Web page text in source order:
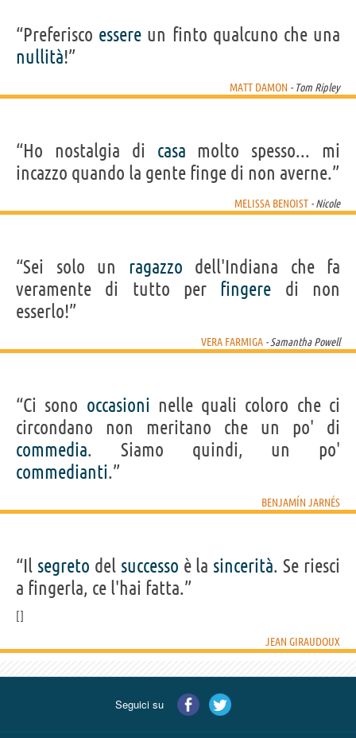
“Preferisco essere un finto qualcuno che una
nullità!”
MATT DAMON - Tom Ripley
“Ho nostalgia di casa molto spesso... mi
incazzo quando la gente finge di non averne.”
MELISSA BENOIST - Nicole
“Sei solo un ragazzo dell'Indiana che fa
veramente di tutto per fingere di non
esserlo!”
VERA FARMIGA - Samantha Powell
“Ci sono occasioni nelle quali coloro che ci
circondano non meritano che un po' di
commedia. Siamo quindi, un po'
commedianti.”
BENJAMÍN JARNÉS
“Il segreto del successo è la sincerità. Se riesci
a fingerla, ce l'hai fatta.”
JEAN GIRAUDOUX
Seguici su